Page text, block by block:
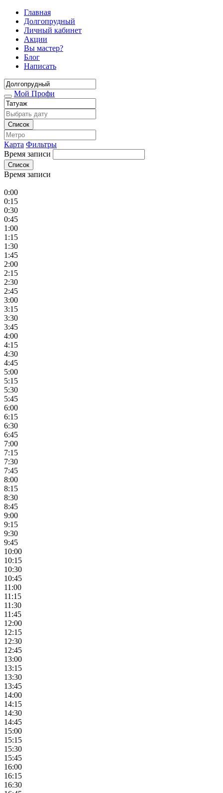
Главная
Долгопрудный
Личный кабинет
Акции
Вы мастер?
Блог
Написать
Мой Профи
Список
Карта Фильтры
Время записи
Список
Время записи
0:00
0:15
0:30
0:45
1:00
1:15
1:30
1:45
2:00
2:15
2:30
2:45
3:00
3:15
3:30
3:45
4:00
4:15
4:30
4:45
5:00
5:15
5:30
5:45
6:00
6:15
6:30
6:45
7:00
7:15
7:30
7:45
8:00
8:15
8:30
8:45
9:00
9:15
9:30
9:45
10:00
10:15
10:30
10:45
11:00
11:15
11:30
11:45
12:00
12:15
12:30
12:45
13:00
13:15
13:30
13:45
14:00
14:15
14:30
14:45
15:00
15:15
15:30
15:45
16:00
16:15
16:30